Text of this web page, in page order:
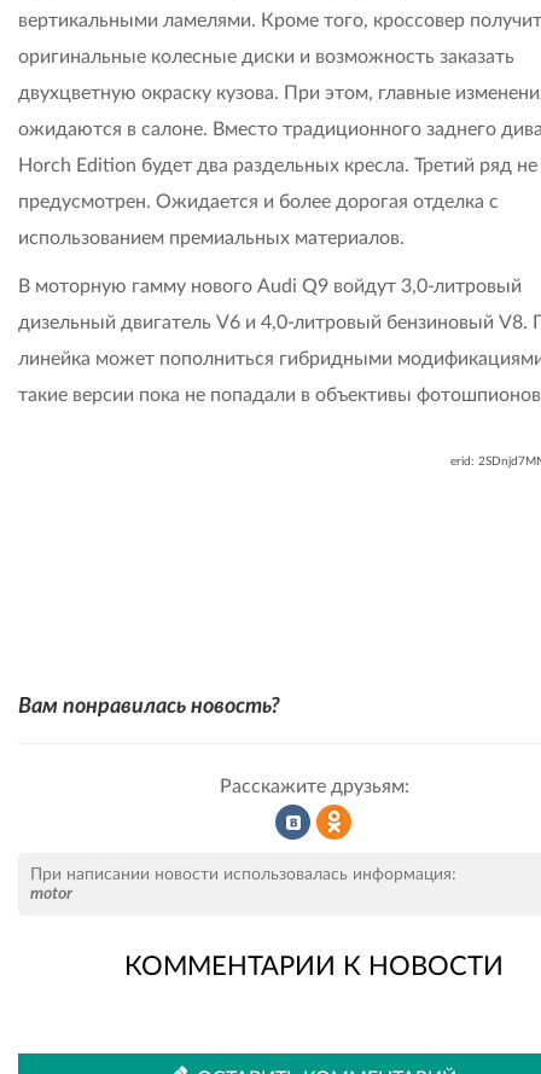
вертикальными ламелями. Кроме того, кроссовер получит
оригинальные колесные диски и возможность заказать
двухцветную окраску кузова. При этом, главные
ожидаются в салоне. Вместо традиционного заднего
Horch Edition будет два раздельных кресла. Третий ряд не
предусмотрен. Ожидается и более дорогая отделка с
использованием премиальных материалов.
В моторную гамму нового Audi Q9 войдут 3,0-литровый
дизельный двигатель V6 и 4,0-литровый бензиновый V8.
линейка может пополниться гибридными
такие версии пока не попадали в объективы
erid:
Вам понравилась новость?
Расскажите друзьям:
во
При написании новости использовалась информация:
motor
КОММЕНТАРИИ К НОВОСТИ